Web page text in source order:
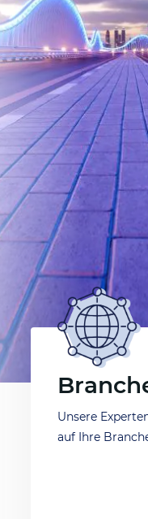
Unsere
auf Ihre